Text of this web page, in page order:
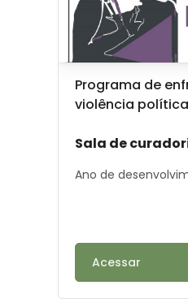
Image de cours
Nom du cours
Programa de
violência
Sala de
Ano de
Acessar